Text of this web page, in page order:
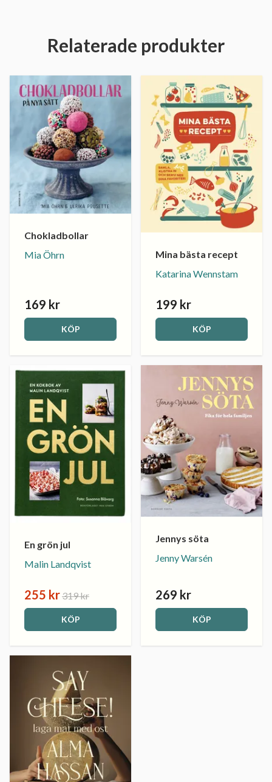
Relaterade produkter
Chokladbollar
Mia Öhrn
169 kr
KÖP
Mina bästa recept
Katarina Wennstam
199 kr
KÖP
En grön jul
Malin Landqvist
255 kr319 kr
KÖP
Jennys söta
Jenny Warsén
269 kr
KÖP